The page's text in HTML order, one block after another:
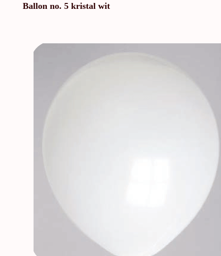
Ballon no. 5 kristal wit